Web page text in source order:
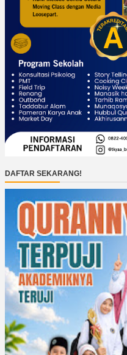
DAFTAR SEKARANG!